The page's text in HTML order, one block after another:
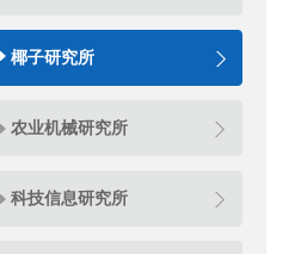
椰子研究所
农业机械研究所
科技信息研究所